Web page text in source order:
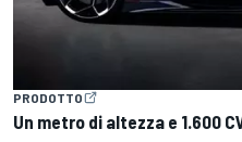
PRODOTTO
Un metro di altezza e 1.600